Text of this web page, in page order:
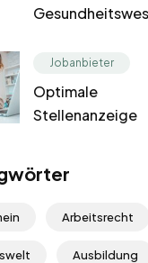
Jobanbieter
Optimale
Stellenanzeige
Arbeitsrecht
Ausbildung